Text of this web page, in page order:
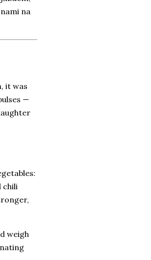
na
it was
—
chili
weigh